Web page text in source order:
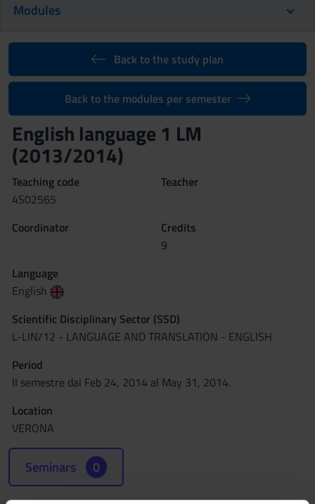
Modules
Back to the study plan
Back to the modules per semester
English language 1 LM
(2013/2014)
Teaching code
4S02565
Teacher
Coordinator
Credits
9
Language
English
Scientific Disciplinary Sector (SSD)
L-LIN/12 - LANGUAGE AND TRANSLATION - ENGLISH
Period
II semestre dal Feb 24, 2014 al May 31, 2014.
Location
VERONA
Seminars 0